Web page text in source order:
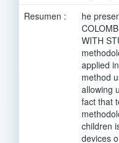
Resumen :
he
WITH
applied
method
allowing
fact that
children
devices